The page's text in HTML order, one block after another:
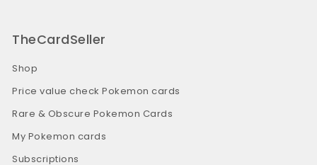
TheCardSeller
Shop
Price value check Pokemon cards
Rare & Obscure Pokemon Cards
My Pokemon cards
Subscriptions